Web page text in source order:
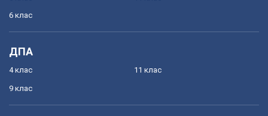
6 клас
ДПА
4 клас
9 клас
11 клас